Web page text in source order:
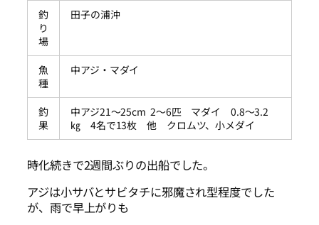
釣
り
場
田子の浦沖
魚
種
中アジ・マダイ
釣
果
中アジ21～25cm 2～6匹 マダイ 0.8～3.2
㎏ 4名で13枚 他 クロムツ、小メダイ
時化続きで2週間ぶりの出船でした。
アジは小サバとサビタチに邪魔され型程度でした
が、雨で早上がりも